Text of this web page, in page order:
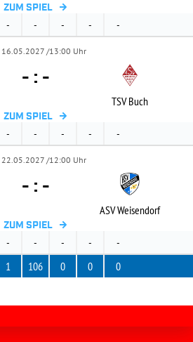
ZUM SPIEL
- - - - -
16.05.2027 /13:00 Uhr
- : -
TSV Buch
ZUM SPIEL
- - - - -
22.05.2027 /12:00 Uhr
- : -
ASV Weisendorf
ZUM SPIEL
- - - -
-
1 106 0 0 0